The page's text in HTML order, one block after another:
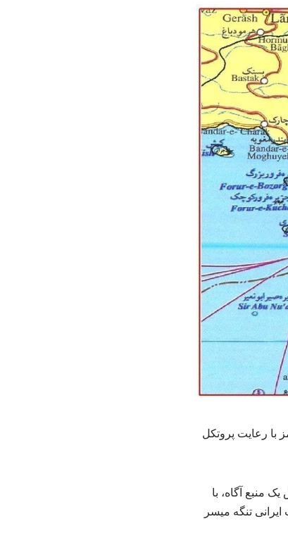
با رعایت پروتکل
منبع آگاه، با
تنگه میسر